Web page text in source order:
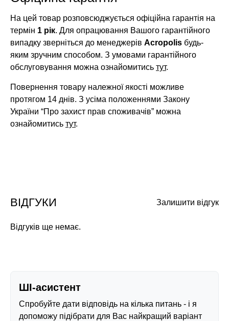
На цей товар розповсюджується офіційна гарантія на
термін 1 рік. Для опрацювання Вашого гарантійного
випадку зверніться до менеджерів Acropolis будь-
яким зручним способом. З умовами гарантійного
обслуговування можна ознайомитись тут.
Повернення товару належної якості можливе
протягом 14 днів. З усіма положеннями Закону
України “Про захист прав споживачів” можна
ознайомитись тут.
Залишити відгук
ВІДГУКИ
Відгуків ще немає.
ШІ-асистент
Спробуйте дати відповідь на кілька питань - і я
допоможу підібрати для Вас найкращий варіант